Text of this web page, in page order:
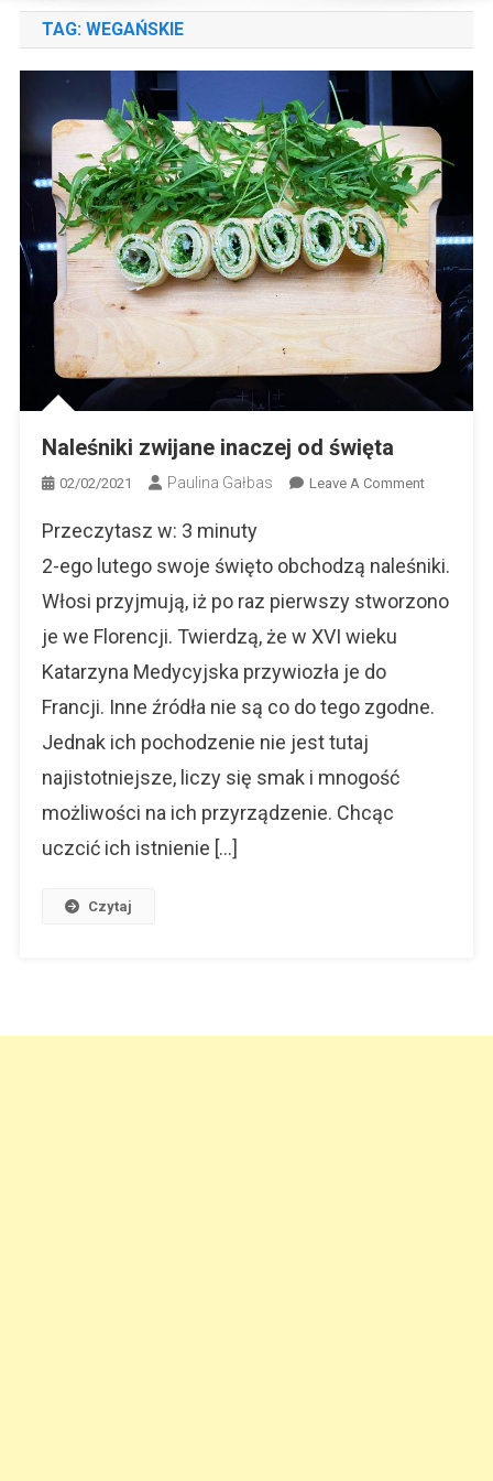
TAG: WEGAŃSKIE
Naleśniki zwijane inaczej od święta
02/02/2021 Paulina Gałbas Leave A CommentOn
Inaczej
Święta
Przeczytasz w: 3 minuty
2-ego lutego swoje święto obchodzą naleśniki.
Włosi przyjmują, iż po raz pierwszy stworzono
je we Florencji. Twierdzą, że w XVI wieku
Katarzyna Medycyjska przywiozła je do
Francji. Inne źródła nie są co do tego zgodne.
Jednak ich pochodzenie nie jest tutaj
najistotniejsze, liczy się smak i mnogość
możliwości na ich przyrządzenie. Chcąc
uczcić ich istnienie […]
Czytaj